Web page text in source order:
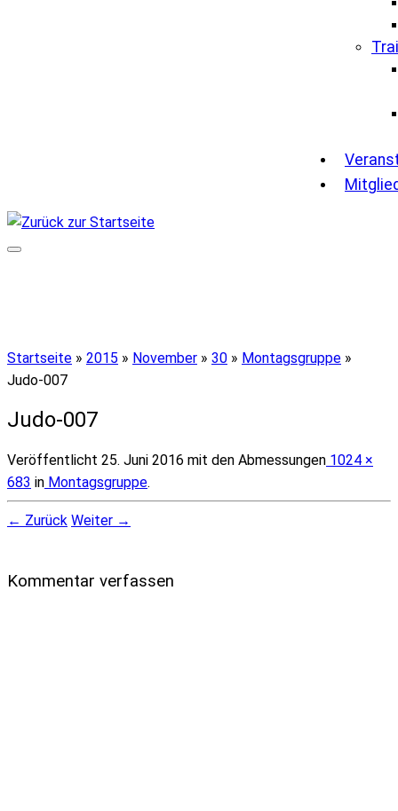
Startseite » 2015 » November » 30 » Montagsgruppe »
Judo-007
Judo-007
Veröffentlicht 25. Juni 2016 mit den Abmessungen 1024 ×
683 in Montagsgruppe.
← Zurück Weiter →
Kommentar verfassen